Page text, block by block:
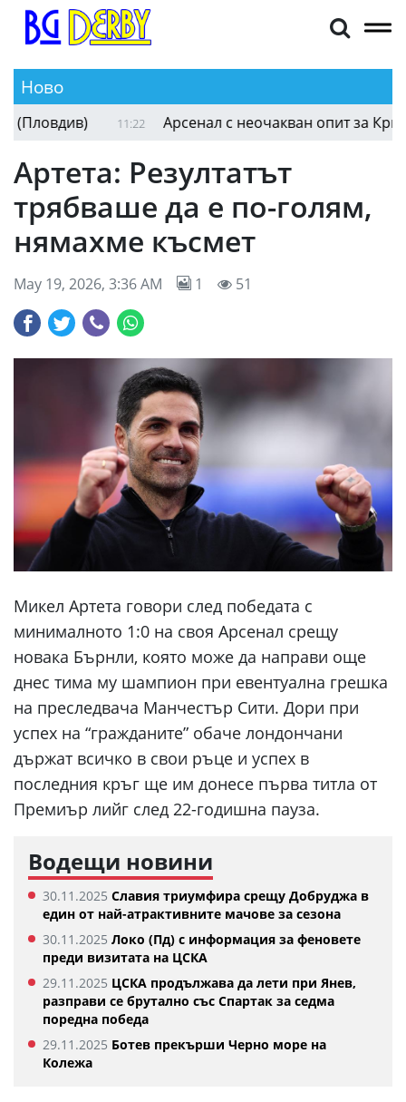
Ново
Aрсенал с неочакван опит за
Артета: Резултатът
трябваше да е по-голям,
нямахме късмет
May 19, 2026, 3:36 AM 1 51
Микел Артета говори след победата с
минималното 1:0 на своя Арсенал срещу
новака Бърнли, която може да направи още
днес тима му шампион при евентуална грешка
на преследвача Манчестър Сити. Дори при
успех на “гражданите” обаче лондончани
държат всичко в свои ръце и успех в
последния кръг ще им донесе първа титла от
Премиър лийг след 22-годишна пауза.
Водещи новини
30.11.2025 Славия триумфира срещу Добруджа в
един от най-атрактивните мачове за сезона
30.11.2025 Локо (Пд) с информация за феновете
преди визитата на ЦСКА
29.11.2025 ЦСКА продължава да лети при Янев,
разправи се брутално със Спартак за седма
поредна победа
29.11.2025 Ботев прекърши Черно море на
Колежа